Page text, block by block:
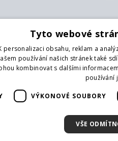
Platba předem na účet
Hotově
Tyto webové
personalizaci obsahu, reklam a
používání našich stránek také
kombinovat s dalšími
používání
VÝKONOVÉ SOUBORY
VŠE